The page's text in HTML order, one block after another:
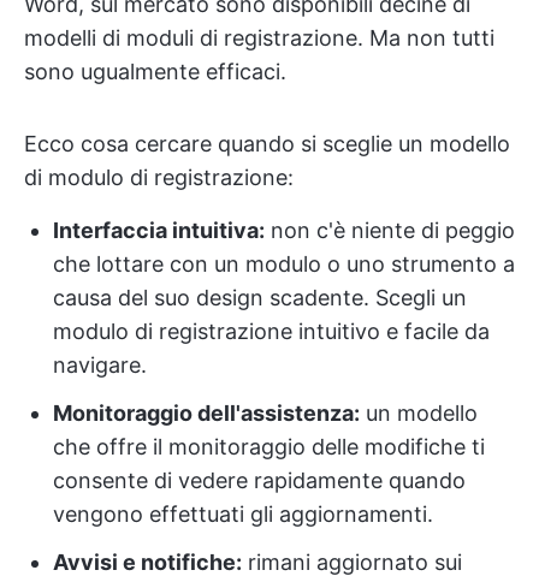
modelli di moduli di registrazione. Ma non tutti
sono ugualmente efficaci.
Ecco cosa cercare quando si sceglie un modello
di modulo di registrazione:
Interfaccia intuitiva: non c'è niente di peggio
che lottare con un modulo o uno strumento a
causa del suo design scadente. Scegli un
modulo di registrazione intuitivo e facile da
navigare.
Monitoraggio dell'assistenza: un modello
che offre il monitoraggio delle modifiche ti
consente di vedere rapidamente quando
vengono effettuati gli aggiornamenti.
Avvisi e notifiche: rimani aggiornato sui